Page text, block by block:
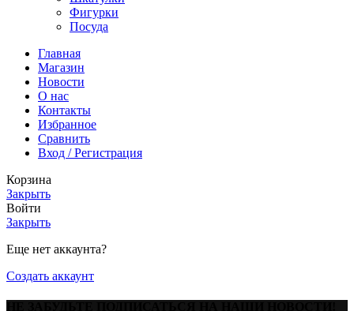
Фигурки
Посуда
Главная
Магазин
Новости
O нас
Контакты
Избранное
Сравнить
Вход / Регистрация
Корзина
Закрыть
Войти
Закрыть
Еще нет аккаунта?
Создать аккаунт